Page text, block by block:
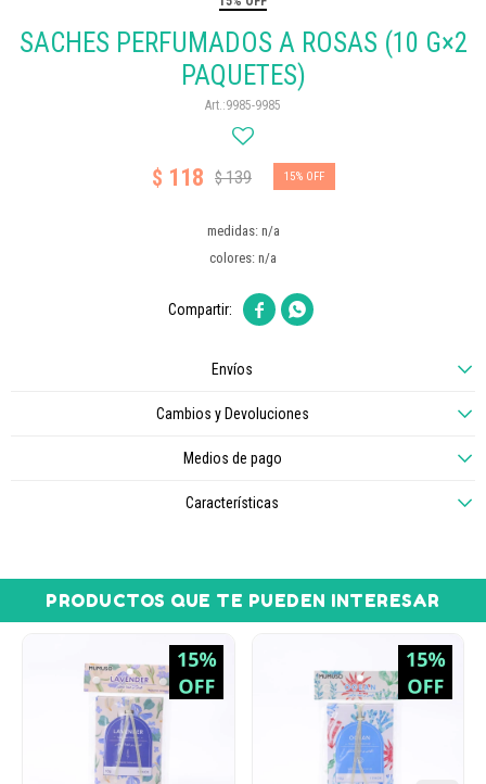
SACHES PERFUMADOS A ROSAS (10 G×2
PAQUETES)
9985-9985
$ 118 $139 15
medidas: n/a
colores: n/a
 
Envíos
Cambios y Devoluciones
Medios de pago
Características
PRODUCTOS QUE TE PUEDEN INTERESAR